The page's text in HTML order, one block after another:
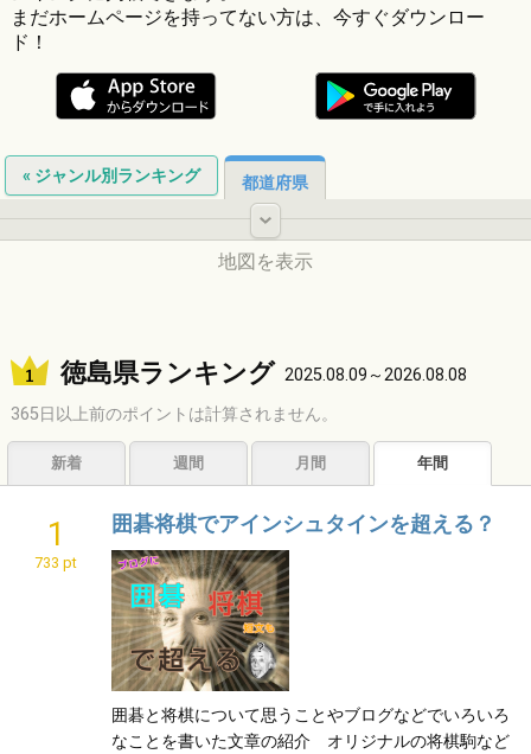
まだホームページを持ってない方は、今すぐダウンロー
ド！
« ジャンル別ランキング 都道府県
-
近畿
中国
四国
地図を表示
徳島県ランキング 2025.08.09～2026.08.08
365日以上前のポイントは計算されません。
新着 週間 月間 年間
1
733 pt
囲碁将棋でアインシュタインを超える？
囲碁と将棋について思うことやブログなどでいろいろ
なことを書いた文章の紹介 オリジナルの将棋駒など